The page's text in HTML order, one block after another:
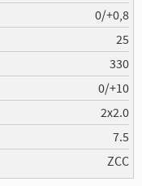
0/+0,8
25
330
0/+10
2x2.0
7.5
ZCC